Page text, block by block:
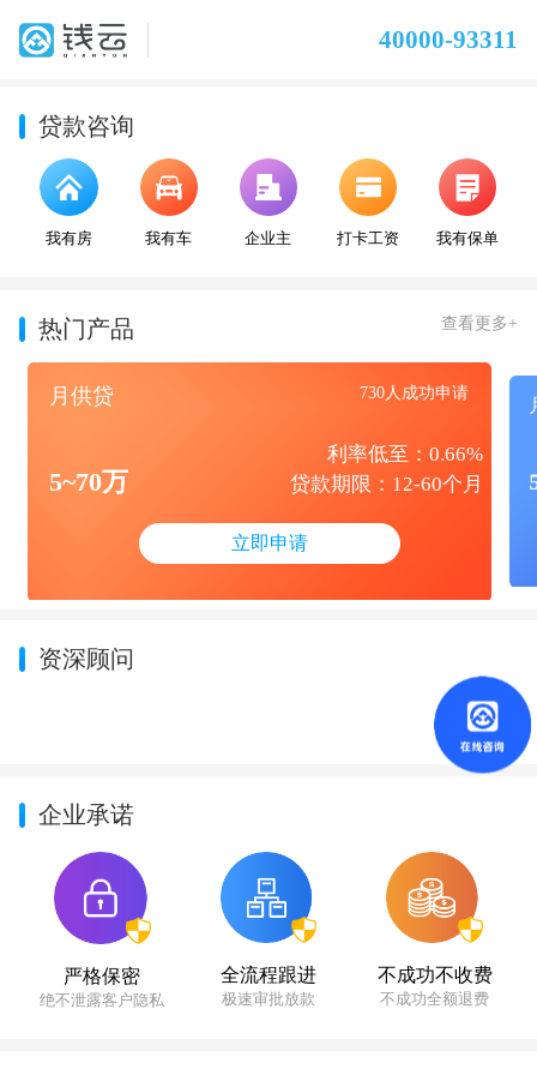
40000-93311
贷款咨询
我有房 我有车 企业主 打卡工资 我有保单
热门产品 查看更多+
月供贷 730人成功申请
5~70万
利率低至：0.66%
贷款期限：12-60个月
立即申请
资深顾问
企业承诺
严格保密
绝不泄露客户隐私
全流程跟进
极速审批放款
不成功不收费
不成功全额退费